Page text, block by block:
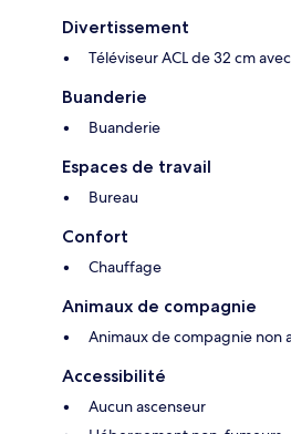
Divertissement
Téléviseur ACL de 32 cm
Buanderie
Buanderie
Espaces de travail
Bureau
Confort
Chauffage
Animaux de compagnie
Animaux de compagnie non
Accessibilité
Aucun ascenseur